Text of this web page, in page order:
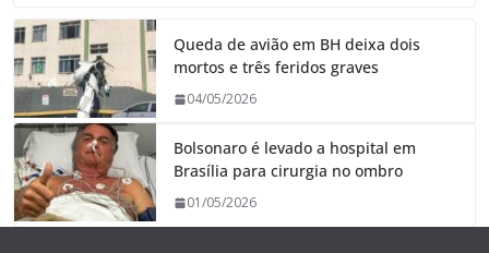
Queda de avião em BH deixa dois
mortos e três feridos graves
04/05/2026
Bolsonaro é levado a hospital em
Brasília para cirurgia no ombro
01/05/2026